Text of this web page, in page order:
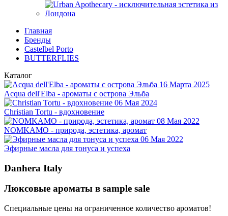
Главная
Бренды
Castelbel Porto
BUTTERFLIES
Каталог
16 Марта 2025
Acqua dell'Elba - ароматы с острова Эльба
06 Мая 2024
Christian Tortu - вдохновение
08 Мая 2022
NOMKAMO - природа, эстетика, аромат
06 Мая 2022
Эфирные масла для тонуса и успеха
Danhera Italy
Люксовые ароматы в sample sale
Специальные цены на ограниченное количество ароматов!